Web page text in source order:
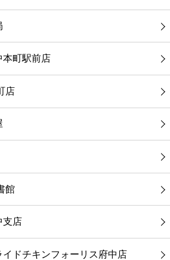
本町駅前店
店
館
支店
ドチキンフォーリス府中店